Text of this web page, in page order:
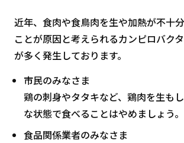
近年、食肉や食鳥肉を生や加熱が不十
ことが原因と考えられるカンピロバク
が多く発生しております。
市民のみなさま
鶏の刺身やタタキなど、鶏肉を生も
な状態で食べることはやめましょう。
食品関係業者のみなさま